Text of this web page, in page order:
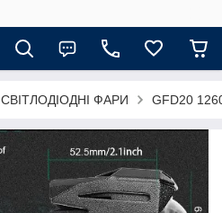
СВІТЛОДІОДНІ ФАРИ GFD20